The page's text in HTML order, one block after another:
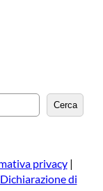
Cerca
privacy|
Dichiarazione di